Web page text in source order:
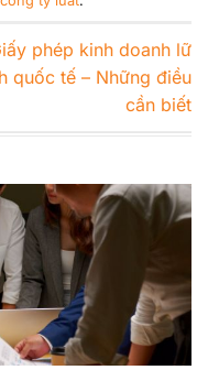
phép kinh doanh lữ
quốc tế – Những điều
cần biết